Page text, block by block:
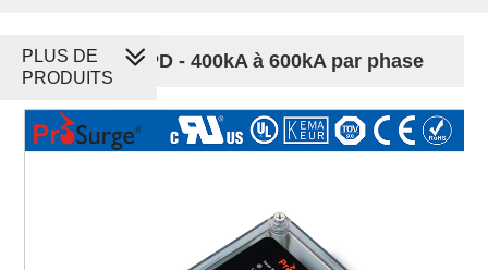
Panneau SPD - 400kA à 600kA par phase
PLUS DE
PRODUITS